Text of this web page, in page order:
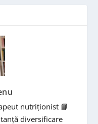
nutriționist 📘
diversificare